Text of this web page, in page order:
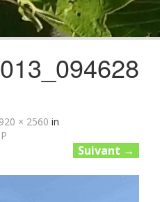
× 2560 in
Suivant →